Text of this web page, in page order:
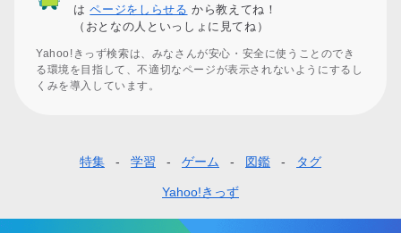
はページをしらせる から教えてね！
（おとなの人といっしょに見てね）
Yahoo!きっず検索は、みなさんが安心・安全に使うことのでき
る環境を目指して、不適切なページが表示されないようにするし
くみを導入しています。
タ
特集 学習 ゲーム 図鑑 タグ
Yahoo!きっず